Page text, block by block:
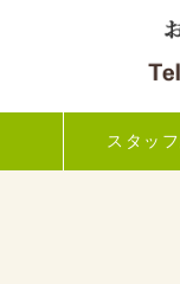
スタッ